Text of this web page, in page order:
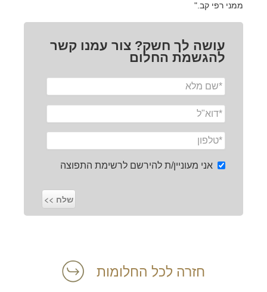
ממני רפי קב."
עושה לך חשק? צור עמנו קשר
להגשמת החלום
אני מעוניין/ת להירשם לרשימת התפוצה
חזרה לכל החלומות